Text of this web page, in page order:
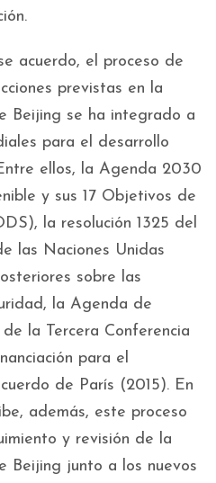
acuerdo, el proceso de
previstas en la
Beijing se ha integrado a
para el desarrollo
ellos, la Agenda 2030
y sus 17 Objetivos de
la resolución 1325 del
las Naciones Unidas
sobre las
la Agenda de
la Tercera Conferencia
para el
de París (2015). En
además, este proceso
y revisión de la
Beijing junto a los nuevos